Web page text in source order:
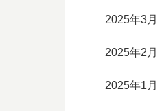
2025年3月
2025年2月
2025年1月